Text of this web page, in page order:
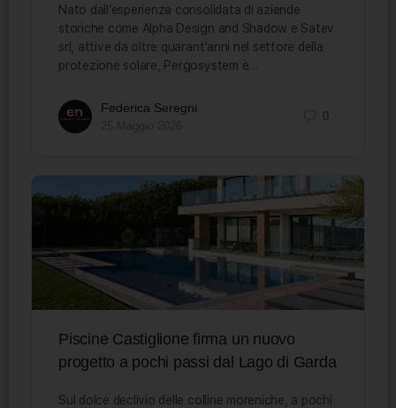
Nato dall’esperienza consolidata di aziende
storiche come Alpha Design and Shadow e Satev
srl, attive da oltre quarant’anni nel settore della
protezione solare, Pergosystem è…
Federica Seregni
0
Piscine Castiglione firma un nuovo
progetto a pochi passi dal Lago di Garda
Sul dolce declivio delle colline moreniche, a pochi